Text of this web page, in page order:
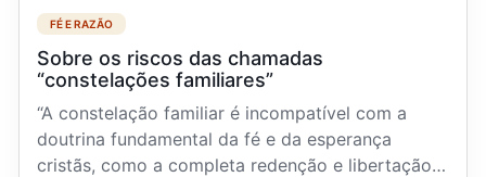
FÉ E RAZÃO
Sobre os riscos das chamadas
“constelações familiares”
“A constelação familiar é incompatível com a
doutrina fundamental da fé e da esperança
cristãs, como a completa redenção e libertação